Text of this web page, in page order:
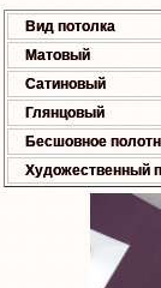
Вид потолка
Матовый
Сатиновый
Глянцовый
Бесшовное
Художественный